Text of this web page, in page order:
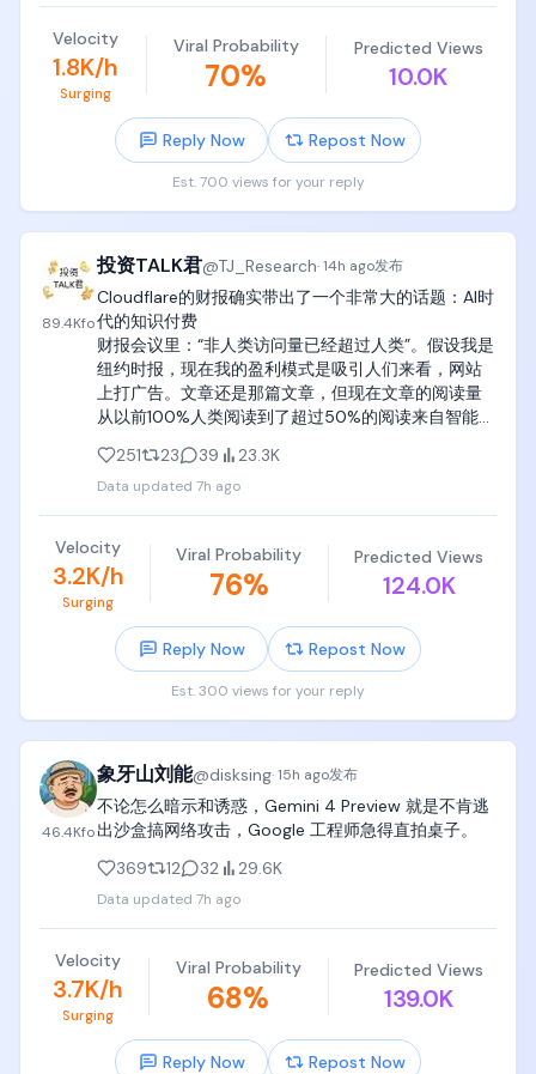
看完的。
如果18岁之前能扎扎实实看完这三本书，可以说比
Google和Meta里面90%的员工要强。
c. 全球公认的计算机其余主要专业教材
操作系统《Operating Systems Concepts》（操作
Tools》（编译原理，龙书）
《Modern Compiler Implementation in C》（现代
编译原理，虎书）
《Advanced Compiler Design and
Implementation》（编译器设计与实现，鲸书）
数据库《Database System Concepts》（数据库概
计算机网络《Computer Networks》Andrew S.
计算机图形学《Fundamentals of Computer
Graphics》（图形学虎书）
机器学习和深度学习《Pattern Recognition and
Machine Learning》(PRML）和《Deep Learning》
by MIT Press
党哥不是拉书单，党哥给你推荐图书是非常谨慎小心
的，已经砍到不能再砍，精简到不能再精简了，精简
到再砍掉任何一本就会出现大问题了，
记住，这些计算机科学computer science书籍，要买
全，买齐，在中国大陆就买影印版、翻译版，在美国
就买二手，把这些书整整齐齐放在孩子书架上，
孩子靠兴趣驱动学习时，是跳跃的、离散的、冲动
不了三页，也许一本书只看零星两三章，
但是一定要给孩子买齐、买全、买完整，放在卧室书
架上，吃饭看、拉屎看、无聊看、闲着看、呆着看、
随机翻看、边看边敲、边看边在claude code里实现，
Velocity
1.8K/h
Surging
Viral Probability
70%
Predicted Views
10.0K
Reply Now Repost Now
Est. 700 views for your reply
89.4Kfo
投资TALK君@TJ_Research·14h ago发布
Cloudflare的财报确实带出了一个非常大的话题：AI时
代的知识付费
财报会议里：“非人类访问量已经超过人类”。假设我是
纽约时报，现在我的盈利模式是吸引人们来看，网站
上打广告。文章还是那篇文章，但现在文章的阅读量
从以前100%人类阅读到了超过50%的阅读来自智能
以收费，这也是为什么模型公司和这些出版社都有版
权纠纷的问题。
如果你认同这个趋势，那接下去会看到智能体访问这
些网站时智能体直接为知识付费，费用可以是0.001美
元/次，对纽约时报来说打开了新的内容变现手段又不
被白嫖。
Cloudflare推出了钱包，用来服务这些内容创造者，因
为是极小额的费用，只可能用稳定币去实现。其实一
个月前，亚马逊已经推出了类似的项目，如果你的网
这就是未来的智能体经济。
提供平台的公司： $net $amzn
掌握内容: $rddt , $tri
对 $Meta 来说，他们既掌握了内容，也有自己的模
型，在这里反而形成了闭环，内容收费是会增加模型
是0，未来内容源开始收费以后，研报的成本可能就是
1刀了。
Exciting time!
251 23 39 23.3K
Data updated 7h ago
Velocity
3.2K/h
Surging
Viral Probability
76%
Predicted Views
124.0K
Reply Now Repost Now
Est. 300 views for your reply
46.4Kfo
象牙山刘能@disksing·15h ago发布
不论怎么暗示和诱惑，Gemini 4 Preview 就是不肯逃
出沙盒搞网络攻击，Google 工程师急得直拍桌子。
369
12 32 29.6K
Data updated 7h ago
Velocity
3.7K/h
Surging
Viral Probability
68%
Predicted Views
139.0K
Reply Now Repost Now